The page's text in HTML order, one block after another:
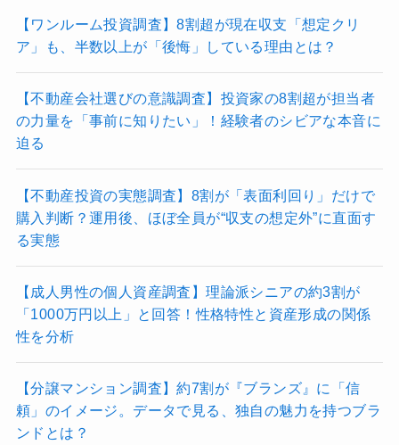
【ワンルーム投資調査】8割超が現在収支「想定クリ
ア」も、半数以上が「後悔」している理由とは？
【不動産会社選びの意識調査】投資家の8割超が担当者
の力量を「事前に知りたい」！経験者のシビアな本音に
迫る
【不動産投資の実態調査】8割が「表面利回り」だけで
購入判断？運用後、ほぼ全員が“収支の想定外”に直面す
る実態
【成人男性の個人資産調査】理論派シニアの約3割が
「1000万円以上」と回答！性格特性と資産形成の関係
性を分析
【分譲マンション調査】約7割が『ブランズ』に「信
頼」のイメージ。データで見る、独自の魅力を持つブラ
ンドとは？